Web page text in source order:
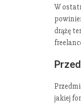
W
drążę
jakiej